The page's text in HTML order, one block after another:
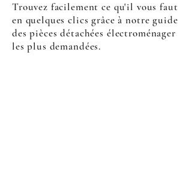
Trouvez facilement ce qu'il vous faut
en quelques clics grâce à notre guide
des pièces détachées électroménager
les plus demandées.